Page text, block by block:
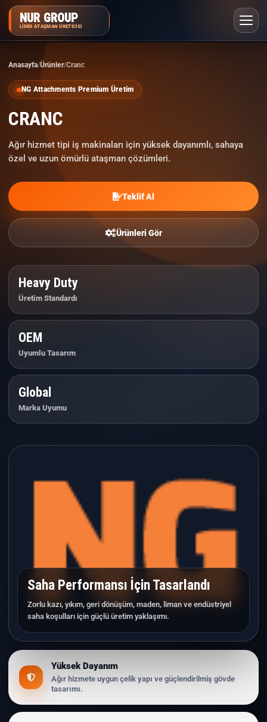
NUR GROUP
LIDER ATAŞMAN ÜRETICISI
SIKÇA SORULAN SORULAR
Anasayfa Ürünler Cranc
NG Attachments Premium Üretim
CRANC
Ağır hizmet tipi iş makinaları için yüksek dayanımlı, sahaya
özel ve uzun ömürlü ataşman çözümleri.
Teklif Al
Ürünleri Gör
Heavy Duty
Üretim Standardı
OEM
Uyumlu Tasarım
Global
Marka Uyumu
Saha Performansı İçin Tasarlandı
Zorlu kazı, yıkım, geri dönüşüm, maden, liman ve endüstriyel
saha koşulları için güçlü üretim yaklaşımı.
Yüksek Dayanım
Ağır hizmete uygun çelik yapı ve güçlendirilmiş gövde
tasarımı.